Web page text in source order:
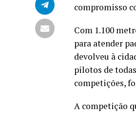
compromisso
Com 1.100
para atender
devolveu à
pilotos de
competições,
A competição